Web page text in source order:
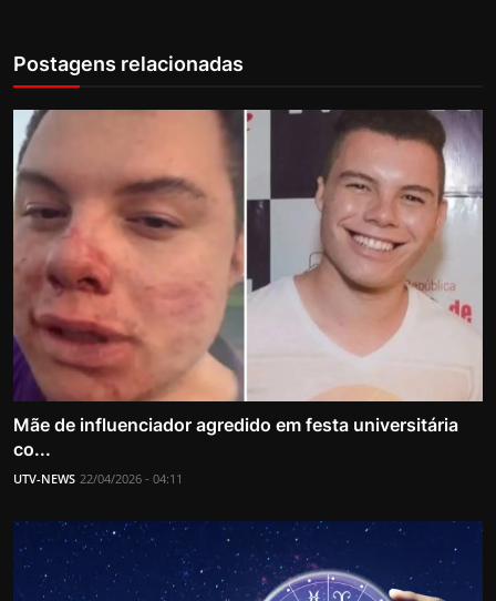
Postagens relacionadas
Mãe de influenciador agredido em festa universitária
co...
UTV-NEWS 22/04/2026 - 04:11